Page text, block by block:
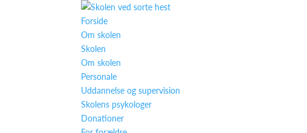
Forside
Om skolen
Skolen
Om skolen
Personale
Uddannelse og supervision
Skolens psykologer
Donationer